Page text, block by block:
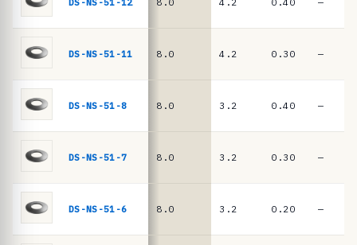
i
m
e
16983
DS-NS-51-11 8.0 4.2 0.30 —
DS-NS-51-8 8.0 3.2 0.40 —
DS-NS-51-7 8.0 3.2 0.30 —
DS-NS-51-6 8.0 3.2 0.20 —